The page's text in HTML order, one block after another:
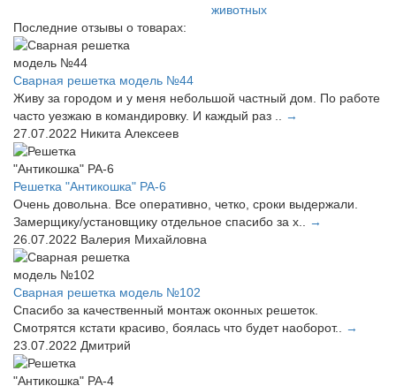
животных
Последние отзывы о товарах:
Сварная решетка модель №44
Живу за городом и у меня небольшой частный дом. По работе
часто уезжаю в командировку. И каждый раз ..
→
27.07.2022 Никита Алексеев
Решетка "Антикошка" РА-6
Очень довольна. Все оперативно, четко, сроки выдержали.
Замерщику/установщику отдельное спасибо за х..
→
26.07.2022 Валерия Михайловна
Сварная решетка модель №102
Спасибо за качественный монтаж оконных решеток.
Смотрятся кстати красиво, боялась что будет наоборот..
→
23.07.2022 Дмитрий